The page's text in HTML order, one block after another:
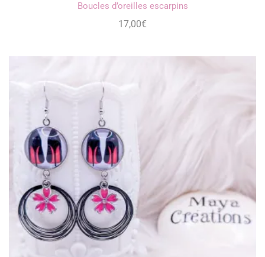
Boucles d’oreilles escarpins
17,00€